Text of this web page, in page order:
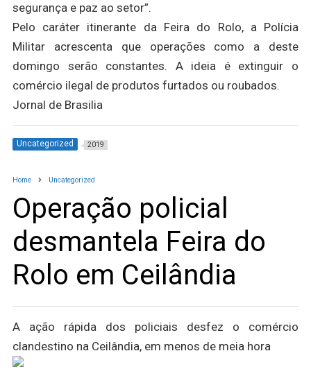
segurança e paz ao setor”.
Pelo caráter itinerante da Feira do Rolo, a Polícia
Militar acrescenta que operações como a deste
domingo serão constantes. A ideia é extinguir o
comércio ilegal de produtos furtados ou roubados.
Jornal de Brasilia
Uncategorized 2019
Home Uncategorized
Operação policial
desmantela Feira do
Rolo em Ceilândia
A ação rápida dos policiais desfez o comércio
clandestino na Ceilândia, em menos de meia hora